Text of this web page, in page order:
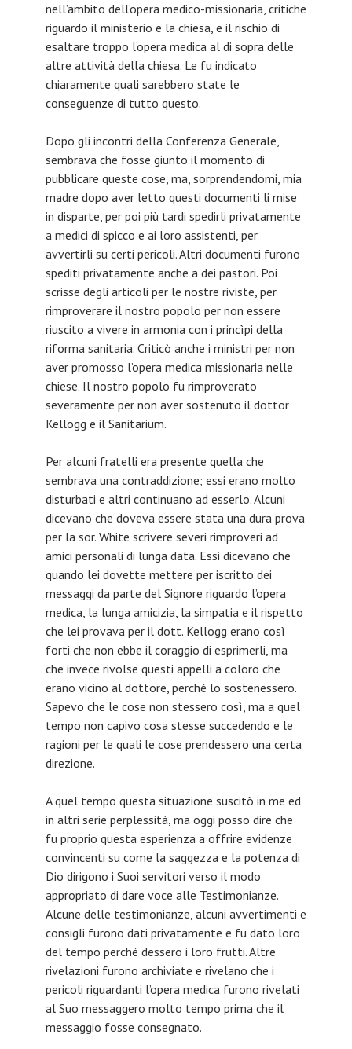
nell’ambito dell’opera medico-missionaria, critiche
riguardo il ministerio e la chiesa, e il rischio di
esaltare troppo l’opera medica al di sopra delle
altre attività della chiesa. Le fu indicato
chiaramente quali sarebbero state le
conseguenze di tutto questo.
Dopo gli incontri della Conferenza Generale,
sembrava che fosse giunto il momento di
pubblicare queste cose, ma, sorprendendomi, mia
madre dopo aver letto questi documenti li mise
in disparte, per poi più tardi spedirli privatamente
a medici di spicco e ai loro assistenti, per
avvertirli su certi pericoli. Altri documenti furono
spediti privatamente anche a dei pastori. Poi
scrisse degli articoli per le nostre riviste, per
rimproverare il nostro popolo per non essere
riuscito a vivere in armonia con i princìpi della
riforma sanitaria. Criticò anche i ministri per non
aver promosso l’opera medica missionaria nelle
chiese. Il nostro popolo fu rimproverato
severamente per non aver sostenuto il dottor
Kellogg e il Sanitarium.
Per alcuni fratelli era presente quella che
sembrava una contraddizione; essi erano molto
disturbati e altri continuano ad esserlo. Alcuni
dicevano che doveva essere stata una dura prova
per la sor. White scrivere severi rimproveri ad
amici personali di lunga data. Essi dicevano che
quando lei dovette mettere per iscritto dei
messaggi da parte del Signore riguardo l’opera
medica, la lunga amicizia, la simpatia e il rispetto
che lei provava per il dott. Kellogg erano così
forti che non ebbe il coraggio di esprimerli, ma
che invece rivolse questi appelli a coloro che
erano vicino al dottore, perché lo sostenessero.
Sapevo che le cose non stessero così, ma a quel
tempo non capivo cosa stesse succedendo e le
ragioni per le quali le cose prendessero una certa
direzione.
A quel tempo questa situazione suscitò in me ed
in altri serie perplessità, ma oggi posso dire che
fu proprio questa esperienza a offrire evidenze
convincenti su come la saggezza e la potenza di
Dio dirigono i Suoi servitori verso il modo
appropriato di dare voce alle Testimonianze.
Alcune delle testimonianze, alcuni avvertimenti e
consigli furono dati privatamente e fu dato loro
del tempo perché dessero i loro frutti. Altre
rivelazioni furono archiviate e rivelano che i
pericoli riguardanti l’opera medica furono rivelati
al Suo messaggero molto tempo prima che il
messaggio fosse consegnato.